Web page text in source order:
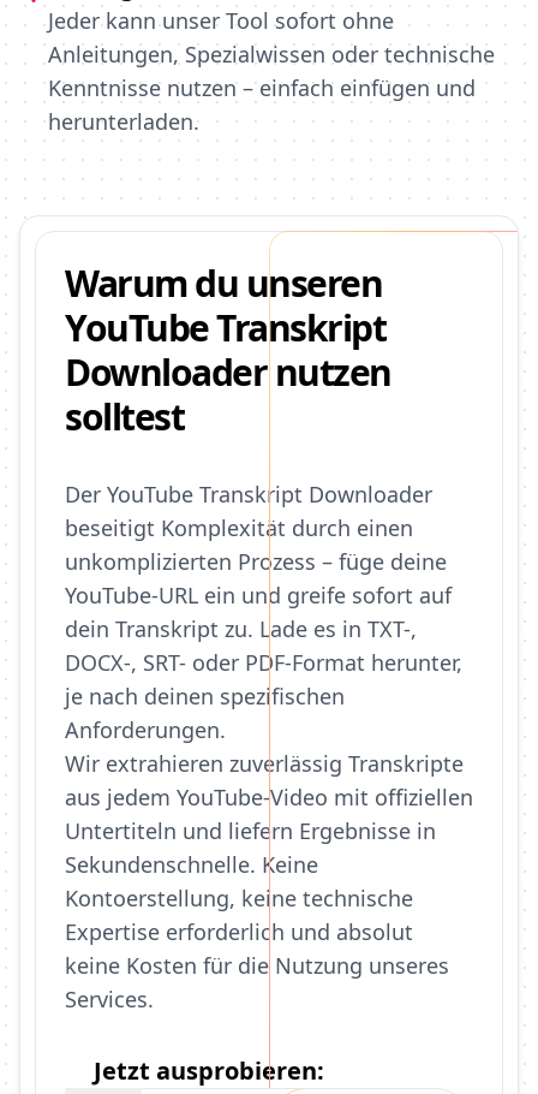
Jeder kann unser Tool sofort ohne
Anleitungen, Spezialwissen oder technische
Kenntnisse nutzen – einfach einfügen und
herunterladen.
Warum du unseren
YouTube Transkript
Downloader nutzen
solltest
Der YouTube Transkript Downloader
beseitigt Komplexität durch einen
unkomplizierten Prozess – füge deine
YouTube-URL ein und greife sofort auf
dein Transkript zu. Lade es in TXT-,
DOCX-, SRT- oder PDF-Format herunter,
je nach deinen spezifischen
Anforderungen.
Wir extrahieren zuverlässig Transkripte
aus jedem YouTube-Video mit offiziellen
Untertiteln und liefern Ergebnisse in
Sekundenschnelle. Keine
Kontoerstellung, keine technische
Expertise erforderlich und absolut
keine Kosten für die Nutzung unseres
Services.
Jetzt ausprobieren: